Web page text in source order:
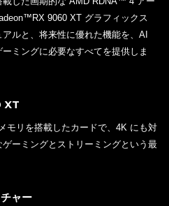
9060 XT グラフィックス
ルと、将来性に優れた機能を、AI
ミングに必要なすべてを提供しま
XT
モリを搭載したカードで、4K にも対
ーミングとストリーミングという最
ャー